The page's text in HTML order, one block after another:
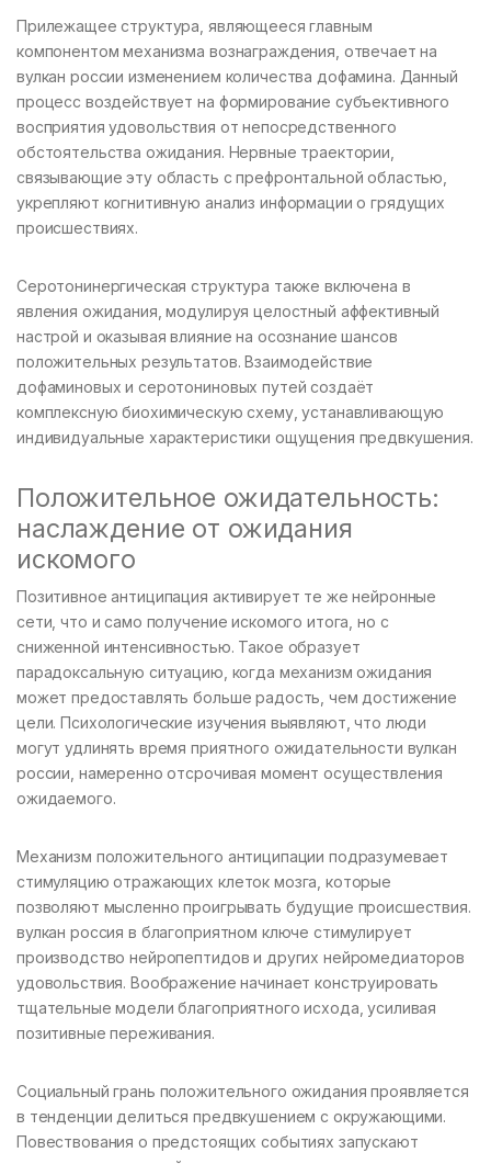
Прилежащее структура, являющееся главным
компонентом механизма вознаграждения, отвечает на
вулкан россии изменением количества дофамина. Данный
процесс воздействует на формирование субъективного
восприятия удовольствия от непосредственного
обстоятельства ожидания. Нервные траектории,
связывающие эту область с префронтальной областью,
укрепляют когнитивную анализ информации о грядущих
происшествиях.
Серотонинергическая структура также включена в
явления ожидания, модулируя целостный аффективный
настрой и оказывая влияние на осознание шансов
положительных результатов. Взаимодействие
дофаминовых и серотониновых путей создаёт
комплексную биохимическую схему, устанавливающую
индивидуальные характеристики ощущения предвкушения.
Положительное ожидательность:
наслаждение от ожидания
искомого
Позитивное антиципация активирует те же нейронные
сети, что и само получение искомого итога, но с
сниженной интенсивностью. Такое образует
парадоксальную ситуацию, когда механизм ожидания
может предоставлять больше радость, чем достижение
цели. Психологические изучения выявляют, что люди
могут удлинять время приятного ожидательности вулкан
россии, намеренно отсрочивая момент осуществления
ожидаемого.
Механизм положительного антиципации подразумевает
стимуляцию отражающих клеток мозга, которые
позволяют мысленно проигрывать будущие происшествия.
вулкан россия в благоприятном ключе стимулирует
производство нейропептидов и других нейромедиаторов
удовольствия. Воображение начинает конструировать
тщательные модели благоприятного исхода, усиливая
позитивные переживания.
Социальный грань положительного ожидания проявляется
в тенденции делиться предвкушением с окружающими.
Повествования о предстоящих событиях запускают